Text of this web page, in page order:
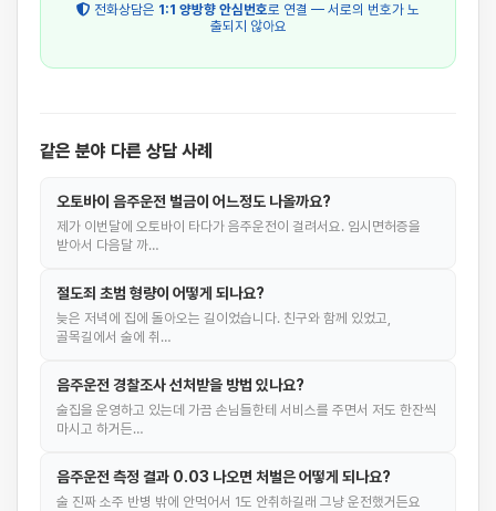
전화상담은 1:1 양방향 안심번호로 연결 — 서로의 번호가 노
출되지 않아요
같은 분야 다른 상담 사례
오토바이 음주운전 벌금이 어느정도 나올까요?
제가 이번달에 오토바이 타다가 음주운전이 걸려서요. 임시면허증을
받아서 다음달 까…
절도죄 초범 형량이 어떻게 되나요?
늦은 저녁에 집에 돌아오는 길이었습니다. 친구와 함께 있었고,
골목길에서 술에 취…
음주운전 경찰조사 선처받을 방법 있나요?
술집을 운영하고 있는데 가끔 손님들한테 서비스를 주면서 저도 한잔씩
마시고 하거든…
음주운전 측정 결과 0.03 나오면 처벌은 어떻게 되나요?
술 진짜 소주 반병 밖에 안먹어서 1도 안취하길래 그냥 운전했거든요